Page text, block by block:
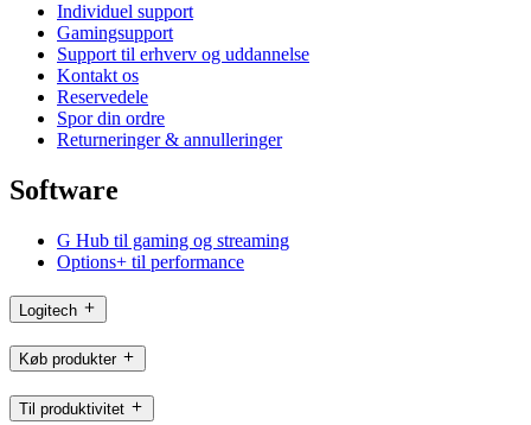
Individuel support
Gamingsupport
Support til erhverv og uddannelse
Kontakt os
Reservedele
Spor din ordre
Returneringer & annulleringer
Software
G Hub til gaming og streaming
Options+ til performance
Logitech
Køb produkter
Til produktivitet